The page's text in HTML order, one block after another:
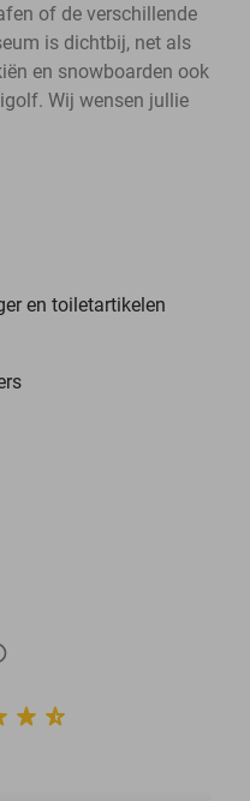
of de verschillende
is dichtbij, net als
en snowboarden ook
Wij wensen jullie
en toiletartikelen